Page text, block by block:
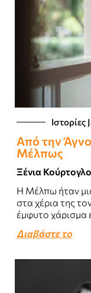
Ιστορίες
Από την
Μέλπως
Ξένια
Η Μέλπω ήταν
στα χέρια της
έμφυτο χάρισμα
Διαβάστε το